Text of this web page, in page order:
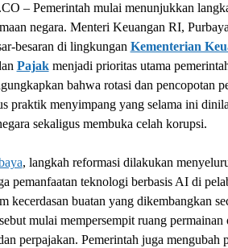
– Pemerintah mulai menunjukkan
negara. Menteri Keuangan RI,
besaran di lingkungan Kementerian
Pajakmenjadi prioritas utama
bahwa rotasi dan pencopotan
praktik menyimpang yang selama ini
sekaligus membuka celah korupsi.
, langkah reformasi dilakukan
pemanfaatan teknologi berbasis AI di
kecerdasan buatan yang dikembangkan
mulai mempersempit ruang
perpajakan. Pemerintah juga mengubah